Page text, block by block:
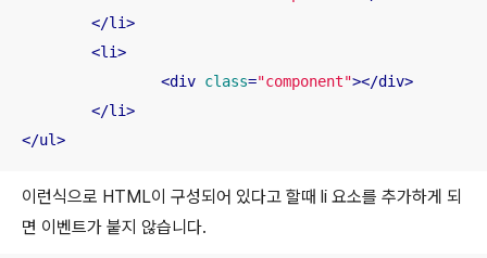
</li>
<li>
<div class="component"></div>
</li>
</ul>
이런식으로 HTML이 구성되어 있다고 할때 li 요소를 추가하게 되
면 이벤트가 붙지 않습니다.